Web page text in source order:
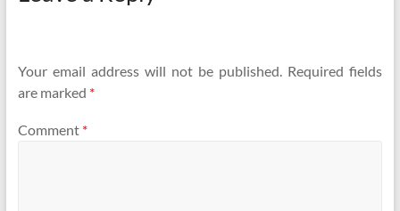
Your email address will not be published. Required fields
are marked *
Comment *